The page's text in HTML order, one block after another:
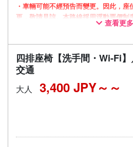
・車輛可能不經預告而變更。因此，
更，敬請見諒。本路線採用浮動票價制
查看更多
四排座椅【洗手間・Wi-Fi
交通
大人 3,400 JPY～